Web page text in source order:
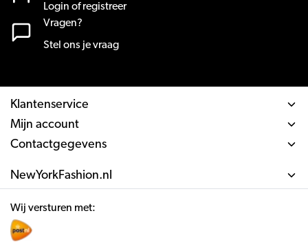
Login of registreer
Vragen?
Stel ons je vraag
Klantenservice
Mijn account
Contactgegevens
NewYorkFashion.nl
Wij versturen met: